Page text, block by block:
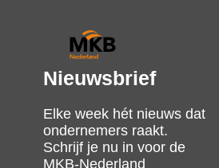
Nieuwsbrief
Elke week hét nieuws dat
ondernemers raakt.
Schrijf je nu in voor de
MKB-Nederland